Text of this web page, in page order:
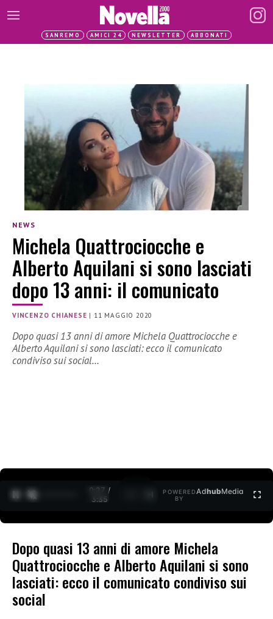
SANREMO AMICI 24 NEWSLETTER ABBONATI
NEWS
Michela Quattrociocche e
Alberto Aquilani si sono lasciati
dopo 13 anni: il comunicato
VINCENZO CHIANESE | 11 MAGGIO 2020
Dopo quasi 13 anni di amore Michela Quattrociocche e
Alberto Aquilani si sono lasciati: ecco il comunicato
condiviso sui social…
0:27 /
3:35
POWERED
BY
AdhubMedia
Dopo quasi 13 anni di amore Michela
Quattrociocche e Alberto Aquilani si sono
lasciati: ecco il comunicato condiviso sui
social